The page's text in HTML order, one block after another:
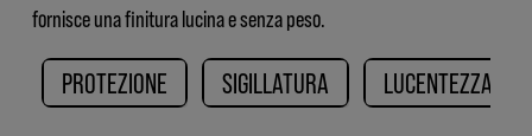
fornisce una finitura lucina e senza peso.
PROTEZIONE​ SIGILLATURA LUCENTEZZA​